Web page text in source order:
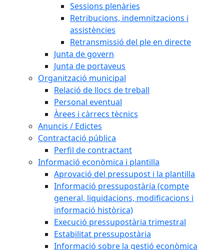
Sessions plenàries
Retribucions, indemnitzacions i
assistències
Retransmissió del ple en directe
Junta de govern
Junta de portaveus
Organització municipal
Relació de llocs de treball
Personal eventual
Àrees i càrrecs tècnics
Anuncis / Edictes
Contractació pública
Perfil de contractant
Informació econòmica i plantilla
Aprovació del pressupost i la plantilla
Informació pressupostària (compte
general, liquidacions, modificacions i
informació històrica)
Execució pressupostària trimestral
Estabilitat pressupostària
Informació sobre la gestió econòmica